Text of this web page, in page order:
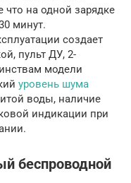
что на одной зарядке
минут.
создает
пульт ДУ, 2-
модели
уровень шума
воды, наличие
индикации при
беспроводной